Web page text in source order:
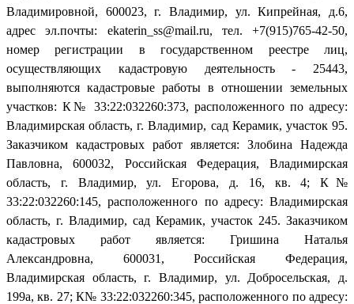
Владимировной, 600023, г. Владимир, ул. Кипрейная, д.6,
адрес эл.почты: ekaterin_ss@mail.ru, тел. +7(915)765-42-50,
номер регистрации в государственном реестре лиц,
осуществляющих кадастровую деятельность - 25443,
выполняются кадастровые работы в отношении земельных
участков: К№ 33:22:032260:373, расположенного по адресу:
Владимирская область, г. Владимир, сад Керамик, участок 95.
Заказчиком кадастровых работ является: Злобина Надежда
Павловна, 600032, Российская Федерация, Владимирская
область, г. Владимир, ул. Егорова, д. 16, кв. 4; К№
33:22:032260:145, расположенного по адресу: Владимирская
область, г. Владимир, сад Керамик, участок 245. Заказчиком
кадастровых работ является: Гришина Наталья
Александровна, 600031, Российская Федерация,
Владимирская область, г. Владимир, ул. Добросельская, д.
199а, кв. 27; К№ 33:22:032260:345, расположенного по адресу: